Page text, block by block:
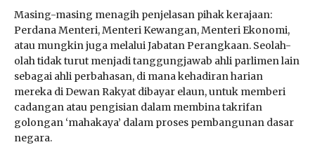
Masing-masing menagih penjelasan pihak kerajaan:
Perdana Menteri, Menteri Kewangan, Menteri Ekonomi,
atau mungkin juga melalui Jabatan Perangkaan. Seolah-
olah tidak turut menjadi tanggungjawab ahli parlimen lain
sebagai ahli perbahasan, di mana kehadiran harian
mereka di Dewan Rakyat dibayar elaun, untuk memberi
cadangan atau pengisian dalam membina takrifan
golongan ‘mahakaya’ dalam proses pembangunan dasar
negara.